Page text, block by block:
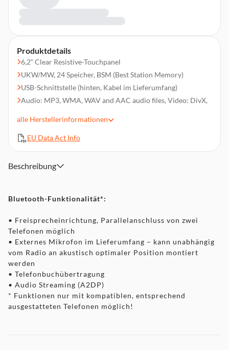
Produktdetails
6,2“ Clear Resistive-Touchpanel
UKW/MW, 24 Speicher, BSM (Best Station Memory)
USB-Schnittstelle (hinten, Kabel im Lieferumfang)
Audio: MP3, WMA, WAV and AAC audio files, Video: DivX,
MOSFET 50: 4x50W max., 4x27W DIN sinus
3 Paar Cinch-Vorverstärkerausgänge
Eingang für kfz-spezifische Lenkradfernbedienung (Adapter
Sonderzubehör)
alle Herstellerinformationen
EU Data Act Info
Beschreibung
Bluetooth-Funktionalität*:
• Freisprecheinrichtung, Parallelanschluss von zwei
Telefonen möglich
• Externes Mikrofon im Lieferumfang – kann unabhängig
vom Radio an akustisch optimaler Position montiert
werden
• Telefonbuchübertragung
• Audio Streaming (A2DP)
* Funktionen nur mit kompatiblen, entsprechend
ausgestatteten Telefonen möglich!